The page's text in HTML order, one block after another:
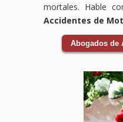
mortales. Hable
Accidentes de
Abogados de